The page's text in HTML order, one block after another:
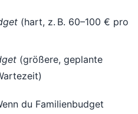
(hart, z. B. 60–100 € pro
(größere, geplante
du Familienbudget